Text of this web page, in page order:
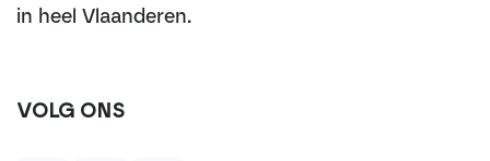
in heel Vlaanderen.
VOLG ONS